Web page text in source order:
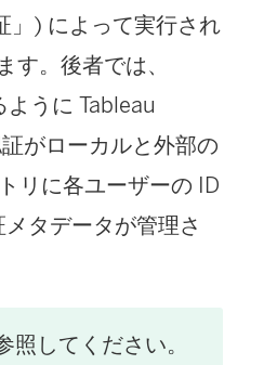
」) によって実行され
。後者では、
うに Tableau
がローカルと外部の
リに各ユーザーの ID
タデータが管理さ
照してください。